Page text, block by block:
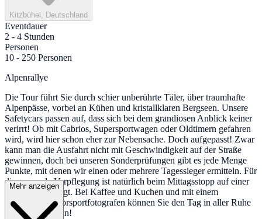
Kitzbühel, Deutschland
Eventdauer
2 - 4 Stunden
Personen
10 - 250 Personen
Alpenrallye
Die Tour führt Sie durch schier unberührte Täler, über traumhafte
Alpenpässe, vorbei an Kühen und kristallklaren Bergseen. Unsere
Safetycars passen auf, dass sich bei dem grandiosen Anblick keiner
verirrt! Ob mit Cabrios, Supersportwagen oder Oldtimern gefahren
wird, wird hier schon eher zur Nebensache. Doch aufgepasst! Zwar
kann man die Ausfahrt nicht mit Geschwindigkeit auf der Straße
gewinnen, doch bei unseren Sonderprüfungen gibt es jede Menge
Punkte, mit denen wir einen oder mehrere Tagessieger ermitteln. Für
die passende Verpflegung ist natürlich beim Mittagsstopp auf einer
Berghütte gesorgt. Bei Kaffee und Kuchen und mit einem
berühmten Motorsportfotografen können Sie den Tag in aller Ruhe
ausklingen lassen!
Mehr anzeigen